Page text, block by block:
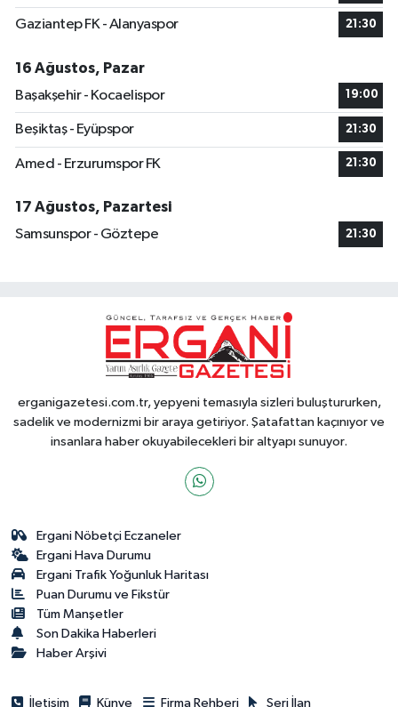
Gaziantep FK - Alanyaspor 21:30
16 Ağustos, Pazar
Başakşehir - Kocaelispor
19:00
Beşiktaş - Eyüpspor 21:30
Amed - Erzurumspor FK 21:30
17 Ağustos, Pazartesi
Samsunspor - Göztepe
21:30
erganigazetesi.com.tr, yepyeni temasıyla sizleri buluştururken,
sadelik ve modernizmi bir araya getiriyor. Şatafattan kaçınıyor ve
insanlara haber okuyabilecekleri bir altyapı sunuyor.
Ergani Nöbetçi Eczaneler
Ergani Hava Durumu
Ergani Trafik Yoğunluk Haritası
Puan Durumu ve Fikstür
Tüm Manşetler
Son Dakika Haberleri
Haber Arşivi
İletişim Künye Firma Rehberi Seri İlan